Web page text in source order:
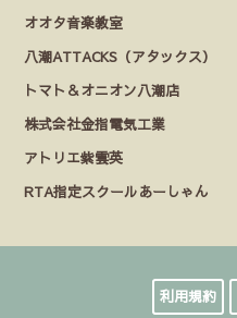
オオタ音楽教室
八潮ATTACKS（アタックス）
トマト＆オニオン八潮店
株式会社金指電気工業
アトリエ紫雲英
RTA指定スクールあーしゃん
利用規約